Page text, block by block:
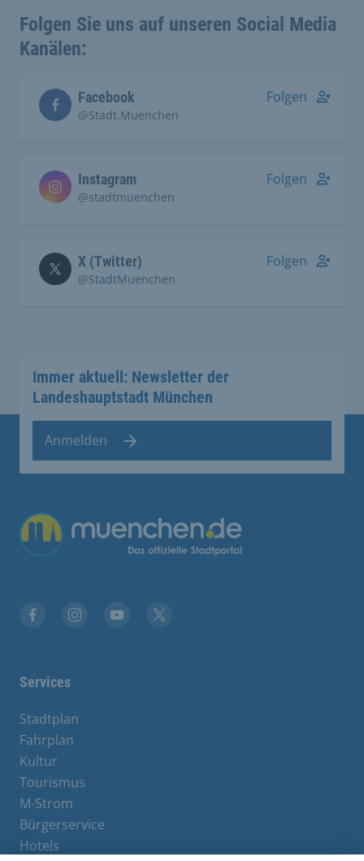
Folgen Sie uns auf unseren Social Media
Kanälen:
Facebook
@Stadt.Muenchen
Folgen
Instagram
@stadtmuenchen
Folgen
X (Twitter)
@StadtMuenchen
Folgen
Immer aktuell: Newsletter der
Landeshauptstadt München
Anmelden
Übergreifende Links
Services
Stadtplan
Fahrplan
Kultur
Tourismus
M-Strom
Bürgerservice
Hotels